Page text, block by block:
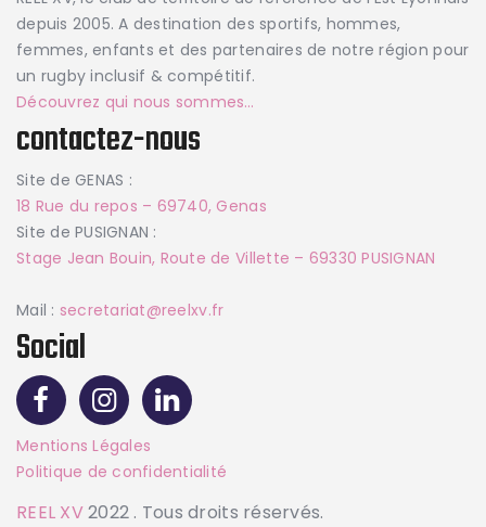
depuis 2005. A destination des sportifs, hommes,
femmes, enfants et des partenaires de notre région pour
un rugby inclusif & compétitif.
Découvrez qui nous sommes…
contactez-nous
Site de GENAS :
18 Rue du repos – 69740, Genas
Site de PUSIGNAN :
Stage Jean Bouin, Route de Villette – 69330 PUSIGNAN
Mail : secretariat@reelxv.fr
Social
Mentions Légales
Politique de confidentialité
REEL XV2022 . Tous droits réservés.